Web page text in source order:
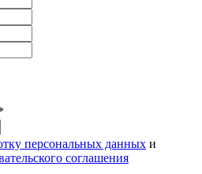
персональных данных и
соглашения